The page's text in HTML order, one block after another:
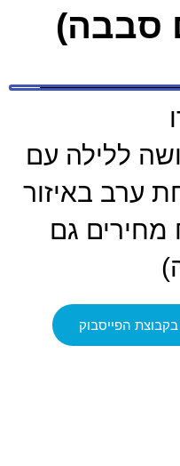
סבבה)
ללילה עם
ערב באיזור
גם
הפייסבוק